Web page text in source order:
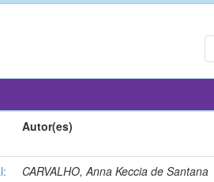
Autor(es)
CARVALHO, Anna Keccia de Santana